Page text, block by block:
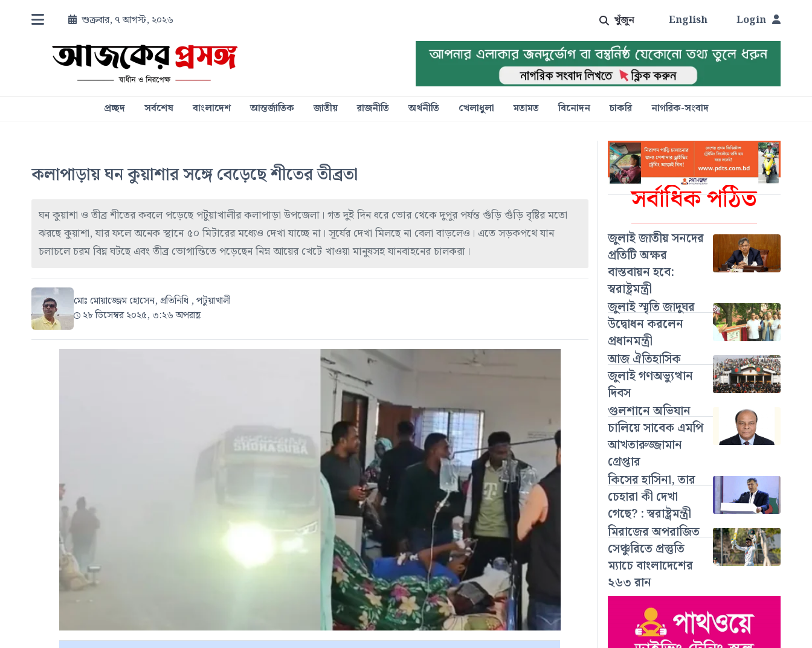
শুক্রবার, ৭ আগস্ট, ২০২৬ খুঁজুন English Login
প্রচ্ছদ সর্বশেষ বাংলাদেশ আন্তর্জাতিক জাতীয় রাজনীতি অর্থনীতি খেলাধুলা মতামত বিনোদন চাকরি নাগরিক-সংবাদ
সর্বাধিক পঠিত
জুলাই জাতীয় সনদের
প্রতিটি অক্ষর
বাস্তবায়ন হবে:
স্বরাষ্ট্রমন্ত্রী
জুলাই স্মৃতি জাদুঘর
উদ্বোধন করলেন
প্রধানমন্ত্রী
আজ ঐতিহাসিক
জুলাই গণঅভ্যুত্থান
দিবস
গুলশানে অভিযান
চালিয়ে সাবেক এমপি
আখতারুজ্জামান
গ্রেপ্তার
কিসের হাসিনা, তার
চেহারা কী দেখা
গেছে? : স্বরাষ্ট্রমন্ত্রী
মিরাজের অপরাজিত
সেঞ্চুরিতে প্রস্তুতি
ম্যাচে বাংলাদেশের
২৬৩ রান
কলাপাড়ায় ঘন কুয়াশার সঙ্গে বেড়েছে শীতের তীব্রতা
ঘন কুয়াশা ও তীব্র শীতের কবলে পড়েছে পটুয়াখালীর কলাপাড়া উপজেলা। গত দুই দিন ধরে ভোর থেকে দুপুর পর্যন্ত গুঁড়ি গুঁড়ি বৃষ্টির মতো
ঝরছে কুয়াশা, যার ফলে অনেক স্থানে ৫০ মিটারের মধ্যেও দেখা যাচ্ছে না। সূর্যের দেখা মিলছে না বেলা বাড়লেও। এতে সড়কপথে যান
চলাচলে চরম বিঘ্ন ঘটছে এবং তীব্র ভোগান্তিতে পড়েছেন নিম্ন আয়ের খেটে খাওয়া মানুষসহ যানবাহনের চালকরা।
মোঃ মোয়াজ্জেম হোসেন, প্রতিনিধি , পটুয়াখালী
২৮ ডিসেম্বর ২০২৫, ৩:২৬ অপরাহ্ণ